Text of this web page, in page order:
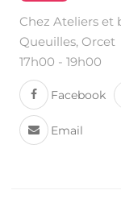
Chez Ateliers et
Queuilles, Orcet
17h00 -19h00
Facebook
Email